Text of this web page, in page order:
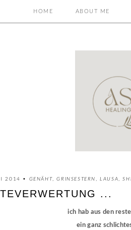
HOME ABOUT ME
2014 • GENÄHT,GRINSESTERN,LAUSA,
...
ich hab aus den
ein ganz